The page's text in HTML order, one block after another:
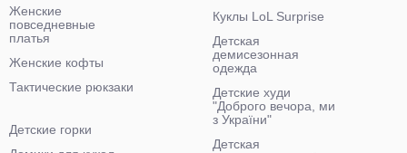
Женские
повседневные
платья
Женские кофты
Тактические рюкзаки
Куклы LoL Surprise
Детская
демисезонная
одежда
Детские худи
"Доброго вечора, ми
з України"
Детская
Детские горки